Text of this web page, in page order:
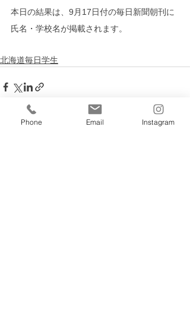
本日の結果は、9月17日付の毎日新聞朝刊に
氏名・学校名が掲載されます。
北海道毎日学生
Phone Email Instagram